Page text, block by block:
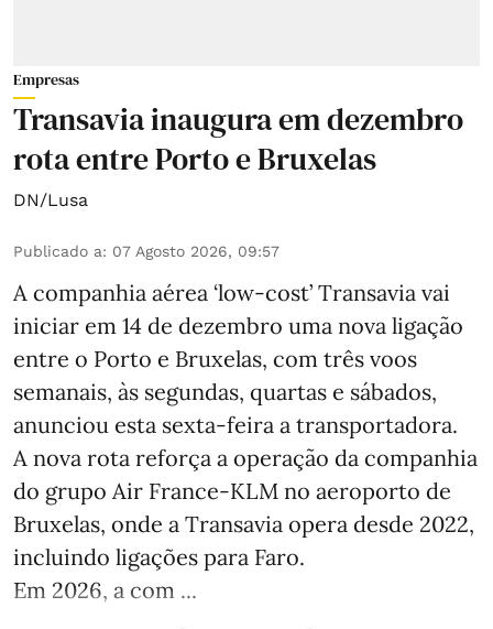
Empresas
Transavia inaugura em dezembro
rota entre Porto e Bruxelas
DN/Lusa
Publicado a: 07 Agosto 2026, 09:57
A companhia aérea ‘low-cost’ Transavia vai
iniciar em 14 de dezembro uma nova ligação
entre o Porto e Bruxelas, com três voos
semanais, às segundas, quartas e sábados,
anunciou esta sexta-feira a transportadora.
A nova rota reforça a operação da companhia
do grupo Air France-KLM no aeroporto de
Bruxelas, onde a Transavia opera desde 2022,
incluindo ligações para Faro.
Em 2026, a com ...